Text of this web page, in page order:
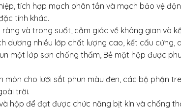
tích hợp mạch phân tần và mạch bảo vệ
tính khác.
và trong suốt, cảm giác về không gian và
dương nhiều lớp chất lượng cao, kết cấu
một lớp sơn chống thấm, Bề mặt hộp được
mòn cho lưới sắt phun màu đen, các bộ phận
trời.
hộp để đạt được chức năng bịt kín và chống